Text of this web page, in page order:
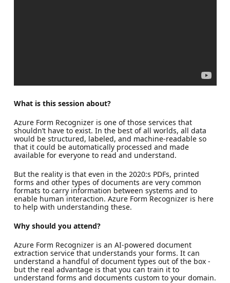
What is this session about?
Azure Form Recognizer is one of those services that
shouldn’t have to exist. In the best of all worlds, all data
would be structured, labeled, and machine-readable so
that it could be automatically processed and made
available for everyone to read and understand.
But the reality is that even in the 2020:s PDFs, printed
forms and other types of documents are very common
formats to carry information between systems and to
enable human interaction. Azure Form Recognizer is here
to help with understanding these.
Why should you attend?
Azure Form Recognizer is an AI-powered document
extraction service that understands your forms. It can
understand a handful of document types out of the box -
but the real advantage is that you can train it to
understand forms and documents custom to your domain.